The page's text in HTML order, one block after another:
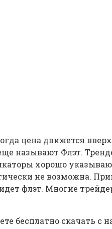
цена движется
называют Флэт.
хорошо
не возможна.
флэт. Многие
бесплатно скачать с